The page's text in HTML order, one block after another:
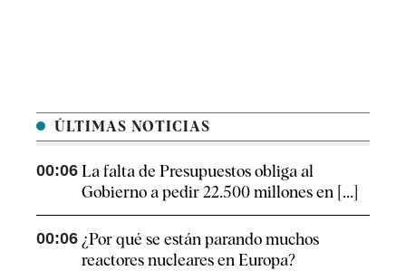
ÚLTIMAS NOTICIAS
00:06 La falta de Presupuestos obliga al
Gobierno a pedir 22.500 millones en [...]
00:06 ¿Por qué se están parando muchos
reactores nucleares en Europa?